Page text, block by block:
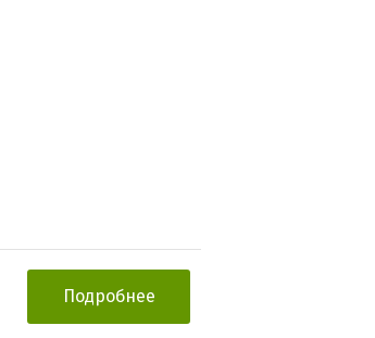
Подробнее